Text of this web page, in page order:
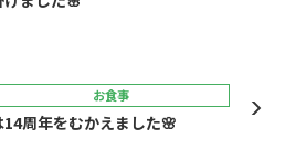
お食事
周年をむかえました🌸